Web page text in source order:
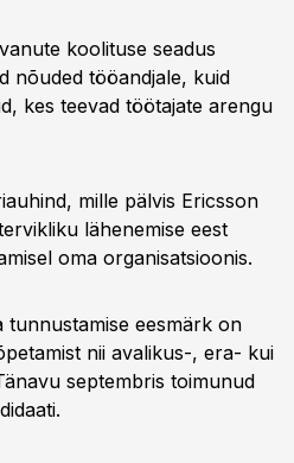
koolituse seadus
nõuded tööandjale, kuid
kes teevad töötajate arengu
mille pälvis Ericsson
lähenemise eest
oma organisatsioonis.
tunnustamise eesmärk on
nii avalikus-, era- kui
septembris toimunud